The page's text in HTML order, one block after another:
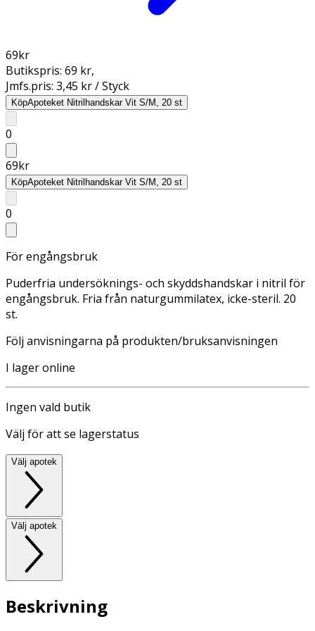
69kr
Butikspris: 69 kr,
Jmfs.pris: 3,45 kr / Styck
KöpApoteket Nitrilhandskar Vit S/M, 20 st
0
69kr
KöpApoteket Nitrilhandskar Vit S/M, 20 st
0
För engångsbruk
Puderfria undersöknings- och skyddshandskar i nitril för
engångsbruk. Fria från naturgummilatex, icke-steril. 20
st.
Följ anvisningarna på produkten/bruksanvisningen
I lager online
Ingen vald butik
Välj för att se lagerstatus
Välj apotek
Välj apotek
Beskrivning